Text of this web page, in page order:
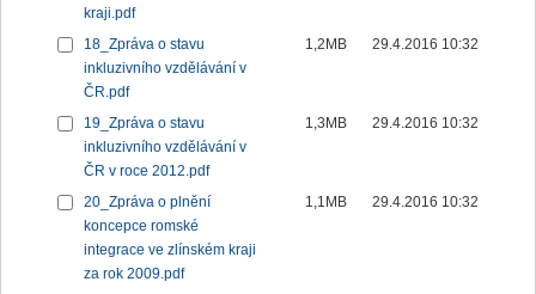
kraji.pdf
18_Zpráva o stavu
inkluzivního vzdělávání v
ČR.pdf
1,2MB 29.4.2016 10:32
19_Zpráva o stavu
inkluzivního vzdělávání v
ČR v roce 2012.pdf
1,3MB 29.4.2016 10:32
20_Zpráva o plnění
koncepce romské
integrace ve zlínském kraji
za rok 2009.pdf
1,1MB 29.4.2016 10:32